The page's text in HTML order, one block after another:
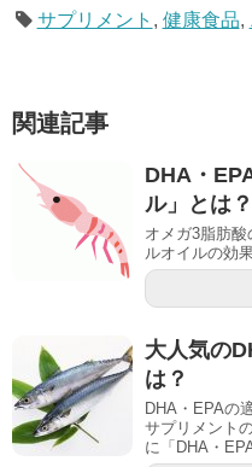
サプリメント , 健康食品,
関連記事
DHA・
ル」とは？
オメガ3脂肪
ルオイルの効
大人気の
は？
DHA・EPAの
サプリメント
に「DHA・